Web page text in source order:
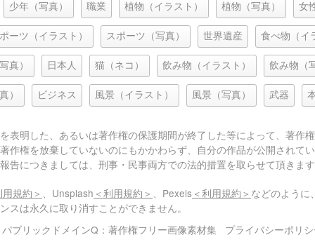
少年（写真） 職業 植物（イラスト） 植物（写真） 女
ーツ（イラスト） スポーツ（写真） 世界遺産 食べ物（イ
真） 日本人 猫（ネコ） 飲み物（イラスト） 飲み物（
） ビジネス 風景（イラスト） 風景（写真） 武器
表明した、あるいは著作権の保護期間が終了した等によって、著作
作権を放棄していないのにもかかわらず、自分の作品が公開されて
告につきましては、刑事・民事両方での法的措置を取らせて頂きま
規約＞ 、Unsplash ＜利用規約＞ 、Pexels ＜利用規約＞ などのように
は永久に取り消すことができません。
ブリックドメインQ：著作権フリー画像素材集
プライバシーポリ